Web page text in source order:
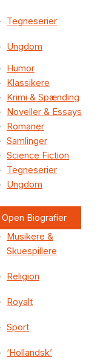
Tegneserier
Ungdom
Humor
Klassikere
Krimi & Spænding
Noveller & Essays
Romaner
Samlinger
Science Fiction
Tegneserier
Ungdom
Open Biografier
Musikere &
Skuespillere
Religion
Royalt
Sport
‘Hollandsk’